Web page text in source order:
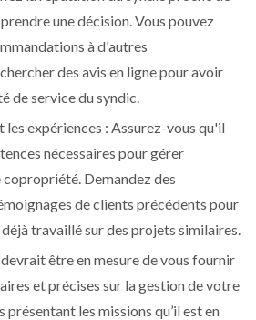
une décision. Vous pouvez
à d'autres
des avis en ligne pour avoir
de service du syndic.
les expériences : Assurez-vous qu'il
nécessaires pour gérer
Demandez des
de clients précédents pour
travaillé sur des projets similaires.
être en mesure de vous fournir
et précises sur la gestion de votre
les missions qu’il est en